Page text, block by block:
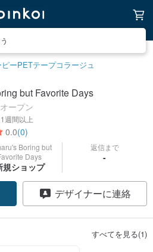
ーPETテープコラージュ
but Favorite Days
ープン
1週間以上
0.0(0)
Boring but
Days
規ショップ
返信まで
-
デザイナーに連絡
すべてを見る(1)